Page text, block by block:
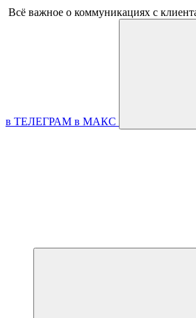
Всё важное о коммуникациях с
в ТЕЛЕГРАМ в МАКС